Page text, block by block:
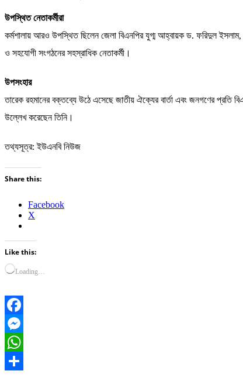
উপস্থিত নেতাকর্মীরা
কর্মশালায় আরও উপস্থিত ছিলেন জেলা বিএনপির যুগ্ম আহ্বায়ক ড. ফরিদুল ইসলাম,
ও সহযোগী সংগঠনের সহস্রাধিক নেতাকর্মী।
উপসংহার
তারেক রহমানের বক্তব্যে উঠে এসেছে জাতীয় ঐক্যের বার্তা এবং জনগণের প্রতি
উল্লেখ করেছেন তিনি।
তথ্যসূত্র: ইউএনবি নিউজ
Share this:
Facebook
X
Like this:
Loading…
Facebook
Messenger
WhatsApp